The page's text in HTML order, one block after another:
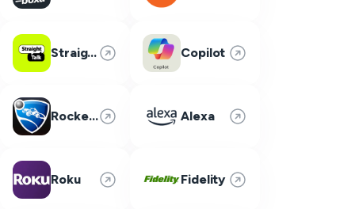
Straight Talk Copilot
Rocket League Alexa
Roku Fidelity